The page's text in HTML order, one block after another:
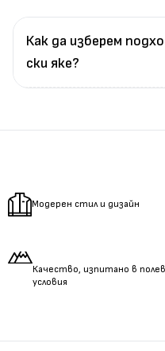
Как да изберем
ски яке?
Измеретеобиколката
Модерен стил и дизайн
Качество, изпитано в
условия